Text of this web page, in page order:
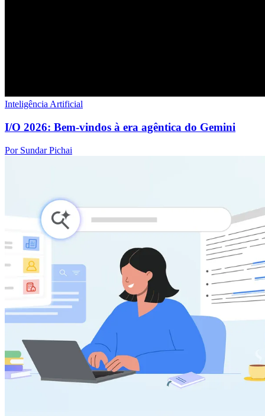
Inteligência Artificial
I/O 2026: Bem-vindos à era agêntica do Gemini
Por Sundar Pichai